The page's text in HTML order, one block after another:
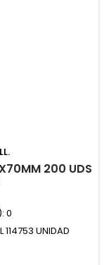
200 UDS
0
114753 UNIDAD